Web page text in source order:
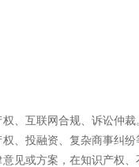
、互联网合规、诉讼仲
、投融资、复杂商事纠
见或方案，在知识产权